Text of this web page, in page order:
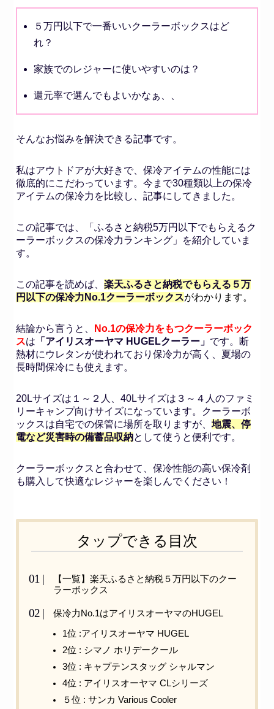
５万円以下で一番いいクーラーボックスはど
れ？
家族でのレジャーに使いやすいのは？
還元率で選んでもよいかなぁ、、
そんなお悩みを解決できる記事です。
私はアウトドアが大好きで、保冷アイテムの性能には
徹底的にこだわっています。今まで30種類以上の保冷
アイテムの保冷力を比較し、記事にしてきました。
この記事では、「ふるさと納税5万円以下でもらえるク
ーラーボックスの保冷力ランキング」を紹介していま
す。
この記事を読めば、 楽天ふるさと納税でもらえる５万
円以下の保冷力No.1クーラーボックスがわかります。
結論から言うと、
No.1の保冷力をもつクーラーボック
スは 「アイリスオーヤマ HUGELクーラー」 です。断
熱材にウレタンが使われており保冷力が高く、夏場の
長時間保冷にも使えます。
20Lサイズは１～２人、40Lサイズは３～４人のファミ
リーキャンプ向けサイズになっています。クーラーボ
ックスは自宅での保管に場所を取りますが、 地震、停
電など災害時の備蓄品収納として使うと便利です。
クーラーボックスと合わせて、保冷性能の高い保冷剤
も購入して快適なレジャーを楽しんでください！
タップできる目次
【一覧】楽天ふるさと納税５万円以下のクー
ラーボックス
保冷力No.1はアイリスオーヤマのHUGEL
1位 :アイリスオーヤマ HUGEL
2位 : シマノ ホリデークール
3位 : キャプテンスタッグ シャルマン
4位 : アイリスオーヤマ CLシリーズ
５位 : サンカ Various Cooler